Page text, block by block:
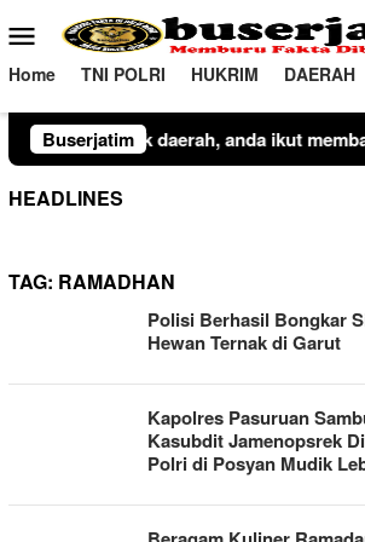
ke
konten
Menu
Mobile
Home TNI POLRI HUKRIM DAERAH
Buserjatim
anda ikut membangun kota kediri
HEADLINES
TAG: RAMADHAN
Polisi Berhasil Bongkar
Hewan Ternak di Garut
Kapolres Pasuruan
Kasubdit Jamenopsrek
Polri di Posyan Mudik